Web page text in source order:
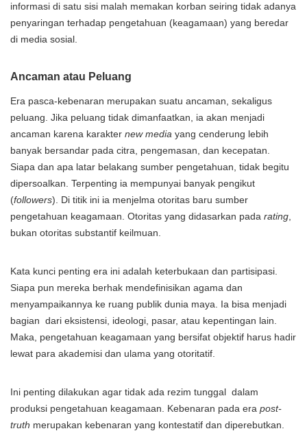
informasi di satu sisi malah memakan korban seiring tidak adanya
penyaringan terhadap pengetahuan (keagamaan) yang beredar
di media sosial.
Ancaman atau Peluang
Era pasca-kebenaran merupakan suatu ancaman, sekaligus
peluang. Jika peluang tidak dimanfaatkan, ia akan menjadi
ancaman karena karakter new media yang cenderung lebih
banyak bersandar pada citra, pengemasan, dan kecepatan.
Siapa dan apa latar belakang sumber pengetahuan, tidak begitu
dipersoalkan. Terpenting ia mempunyai banyak pengikut
(followers). Di titik ini ia menjelma otoritas baru sumber
pengetahuan keagamaan. Otoritas yang didasarkan pada rating
bukan otoritas substantif keilmuan.
Kata kunci penting era ini adalah keterbukaan dan partisipasi.
Siapa pun mereka berhak mendefinisikan agama dan
menyampaikannya ke ruang publik dunia maya. Ia bisa menjadi
bagian dari eksistensi, ideologi, pasar, atau kepentingan lain.
Maka, pengetahuan keagamaan yang bersifat objektif harus hadir
lewat para akademisi dan ulama yang otoritatif.
Ini penting dilakukan agar tidak ada rezim tunggal dalam
produksi pengetahuan keagamaan. Kebenaran pada era post-
truth merupakan kebenaran yang kontestatif dan diperebutkan.